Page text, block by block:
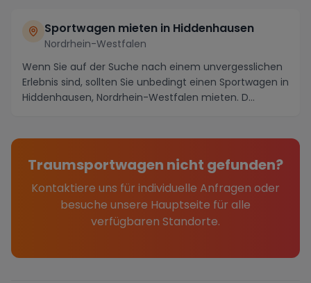
Sportwagen mieten in Hiddenhausen
Nordrhein-Westfalen
Wenn Sie auf der Suche nach einem unvergesslichen
Erlebnis sind, sollten Sie unbedingt einen Sportwagen in
Hiddenhausen, Nordrhein-Westfalen mieten. D...
Traumsportwagen nicht gefunden?
Kontaktiere uns für individuelle Anfragen oder
besuche unsere Hauptseite für alle
verfügbaren Standorte.